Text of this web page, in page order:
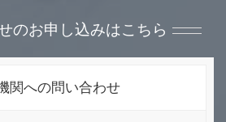
のお申し込みはこちら
関への問い合わせ